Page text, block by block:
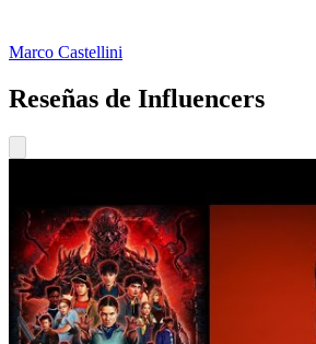
Marco Castellini
Reseñas de Influencers